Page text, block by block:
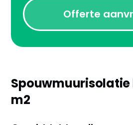
Offerte
Spouwmuurisolatie
m2